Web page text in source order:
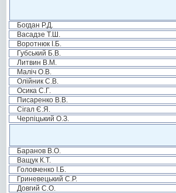
Богдан Р.Д.
Васадзе Т.Ш.
Воротнюк І.Б.
Губський Б.В.
Литвин В.М.
Маліч О.В.
Олійник С.В.
Осика С.Г.
Писаренко В.В.
Сігал Є.Я.
Черпіцький О.З.
Баранов В.О.
Ващук К.Т.
Головченко І.Б.
Гриневецький С.Р.
Довгий С.О.